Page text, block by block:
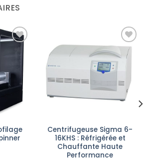
Ajouter
à la liste
d’envies
Ajouter
à la liste
d’envies
Centrifugeuse Sigma 6-
16KHS : Réfrigérée et
Chauffante Haute
Performance